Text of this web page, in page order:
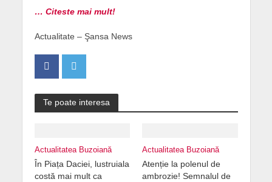
… Citeste mai mult!
Actualitate – Şansa News
Te poate interesa
Actualitatea Buzoiană
În Piața Daciei, lustruiala
costă mai mult ca
Actualitatea Buzoiană
Atenție la polenul de
ambrozie! Semnalul de